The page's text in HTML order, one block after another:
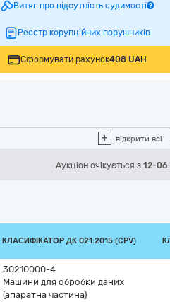
Витяг про відсутність судимості
Реєстр корупційних порушників
Сформувати рахунок408 UAH
+ відкрити всі
Аукціон очікується з 12-
КЛАСИФІКАТОР ДК 021:2015 (CPV)
30210000-4
Машини для обробки даних
(апаратна частина)